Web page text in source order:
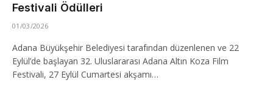
Festivali Ödülleri
01/03/2026
Adana Büyükşehir Belediyesi tarafından düzenlenen ve 22
Eylül’de başlayan 32. Uluslararası Adana Altın Koza Film
Festivali, 27 Eylül Cumartesi akşamı…